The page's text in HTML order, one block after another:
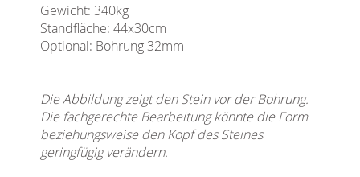
Gewicht: 340kg
Standfläche: 44x30cm
Optional: Bohrung 32mm
Die Abbildung zeigt den Stein vor der Bohrung.
Die fachgerechte Bearbeitung könnte die Form
beziehungsweise den Kopf des Steines
geringfügig verändern.